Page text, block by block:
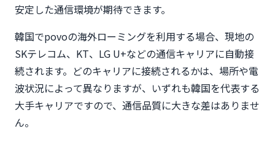
安定した通信環境が期待できます。
韓国でpovoの海外ローミングを利用する場合、現地の
SKテレコム、KT、LG U+などの通信キャリアに自動接
続されます。どのキャリアに接続されるかは、場所や電
波状況によって異なりますが、いずれも韓国を代表する
大手キャリアですので、通信品質に大きな差はありませ
ん。